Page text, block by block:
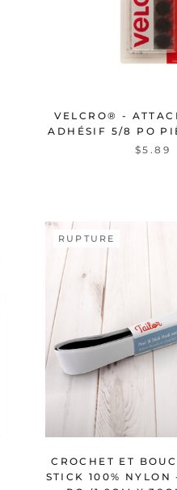
VELCRO® -
ADHÉSIF 5/8 PO
$5.89
RUPTURE
CROCHET ET
STICK 100% NYLON